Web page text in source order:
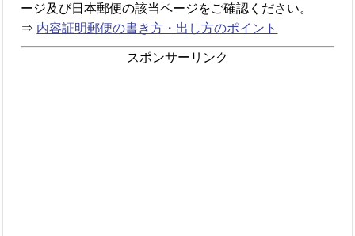
ージ及び日本郵便の該当ページをご確認ください。
⇒ 内容証明郵便の書き方・出し方のポイント
スポンサーリンク